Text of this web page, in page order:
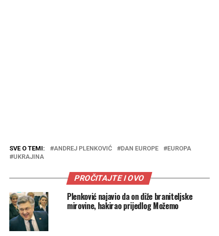
SVE O TEMI: ANDREJ PLENKOVIĆ DAN EUROPE
EUROPA
UKRAJINA
PROČITAJTE I OVO
Plenković najavio da on diže braniteljske
mirovine, hakirao prijedlog Možemo